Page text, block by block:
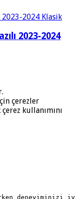
2023-2024
çerezler
kullanımını
deneyiminizi